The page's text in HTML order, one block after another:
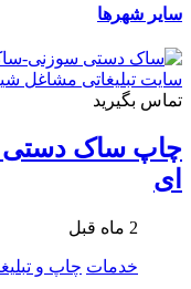
سایر شهرها
تماس بگیرید
چاپ ساک دستی
ای
2 ماه قبل
خدمات چاپ و